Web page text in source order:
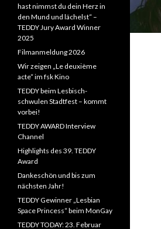
hast nimmst du dein Herz in
den Mund und lächelst“ –
TEDDY Jury Award Winner
2025
Filmanmeldung 2026
Wir zeigen „Le deuxième
acte“ im fsk Kino
TEDDY beim Lesbisch-
schwulen Stadtfest – kommt
vorbei!
TEDDY AWARD Interview
Channel
Highlights des 39. TEDDY
Award
Dankeschön und bis zum
nächsten Jahr!
TEDDY Gewinner „Lesbian
Space Princess“ beim MonGay
TEDDY TODAY: 23. Februar